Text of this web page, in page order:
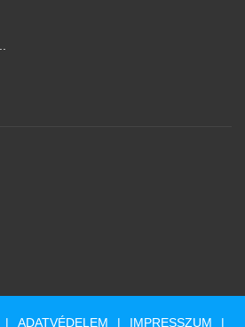
ADATVÉDELEM IMPRESSZUM